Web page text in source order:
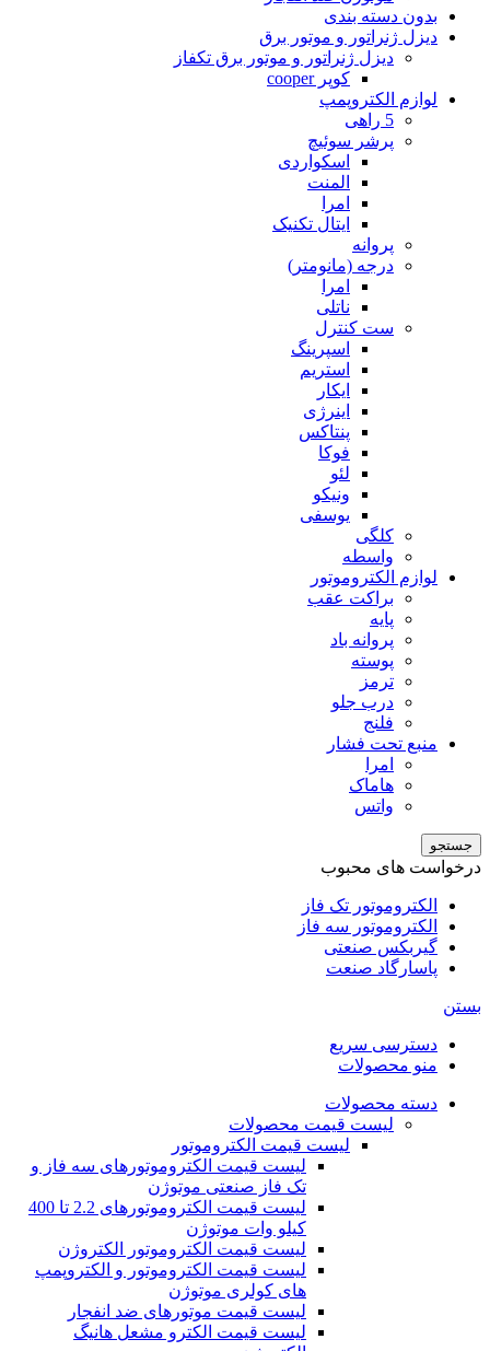
بدون دسته بندی
دیزل ژنراتور و موتور برق
دیزل ژنراتور و موتور برق تکفاز
کوپر cooper
لوازم الکتروپمپ
5 راهی
پرشر سوئیچ
اسکواردی
المنت
امرا
ایتال تکنیک
پروانه
درجه (مانومتر)
امرا
ناتلی
ست کنترل
اسپرینگ
استریم
ایکار
اینرژی
پنتاکس
فوکا
لئو
ونیکو
یوسفی
کلگی
واسطه
لوازم الکتروموتور
براکت عقب
پایه
پروانه باد
پوسته
ترمز
درب جلو
فلنج
منبع تحت فشار
امرا
هاماک
واتس
جستجو
درخواست های محبوب
الکتروموتور تک فاز
الکتروموتور سه فاز
گیربکس صنعتی
پاسارگاد صنعت
بستن
دسترسی سریع
منو محصولات
دسته محصولات
لیست قیمت محصولات
لیست قیمت الکتروموتور
لیست قیمت الکتروموتورهای سه فاز و
تک فاز صنعتی موتوژن
لیست قیمت الکتروموتورهای 2.2 تا 400
کیلو وات موتوژن
لیست قیمت الکتروموتور الکتروژن
لیست قیمت الکتروموتور و الکتروپمپ
های کولری موتوژن
لیست قیمت موتورهای ضد انفجار
لیست قیمت الکترو مشعل هانیگ